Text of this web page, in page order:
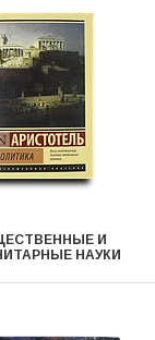
И
НАУКИ